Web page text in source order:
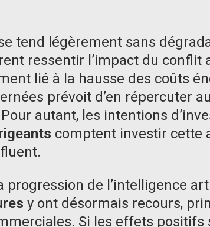
tend légèrement sans
ressentir l’impact du conflit
lié à la hausse des coûts
prévoit d’en répercuter
autant, les intentions
comptent investir cette
progression de l’intelligence
y ont désormais recours,
Si les effets positifs